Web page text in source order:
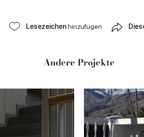
Lesezeichenhinzufügen
Andere Projekte